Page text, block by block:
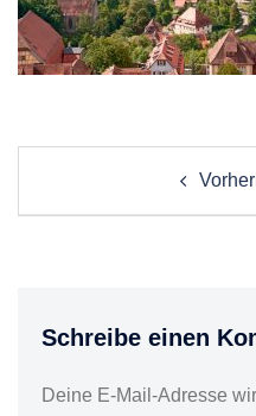
Schreibe einen
Deine E-Mail-Adresse